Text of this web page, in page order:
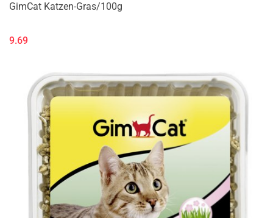
GimCat Katzen-Gras/100g
9.69